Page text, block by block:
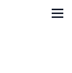
Menu